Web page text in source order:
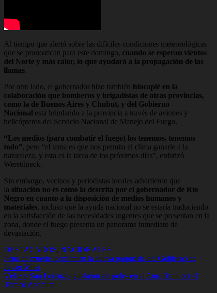
Al tiempo que alertó sobre las difíciles condiciones meteorológicas
que se pronostican para este domingo, cuando se esperan vientos
del Norte y más calor, lo que ayudará a la propagación de las
llamas.
Por otro lado, el gobernador hizo también hincapié en la
colaboración que bomberos y brigadistas de otras provincias,
como la de Buenos Aires y Chubut, y del Gobierno
Nacional está brindando a la provincia a través de aviones y
helicópteros del Servicio Nacional de Manejo del Fuego.
“Los medios (para combatir el fuego) los tenemos, tenemos
todo”, pero “el tema es que nos permita el clima ganarle a la
naturaleza, y esta es la tarea de los próximos días”, enfatizó
Weretilneck.
Sin embargo, vecinos y periodistas locales advirtieron que
la situación no es como la descrita por el gobernador de Río
Negro en cuanto a la disposición de medios humanos y
materiales, incluso que la ayuda nacional no se estaría traduciendo
en la satisfacción de las necesidades urgentes que se presentan en la
zona, donde el fuego presenta un panorama inmediato de
devastación.
DESTACADOS, NACIONALES
Navegación
de
entradas
Pena de muerte: confirman la nueva propuesta del Gobierno de
Javier Milei
Vélez y San Lorenzo igualaron sin goles en el Amalfitani por el
Torneo Apertura